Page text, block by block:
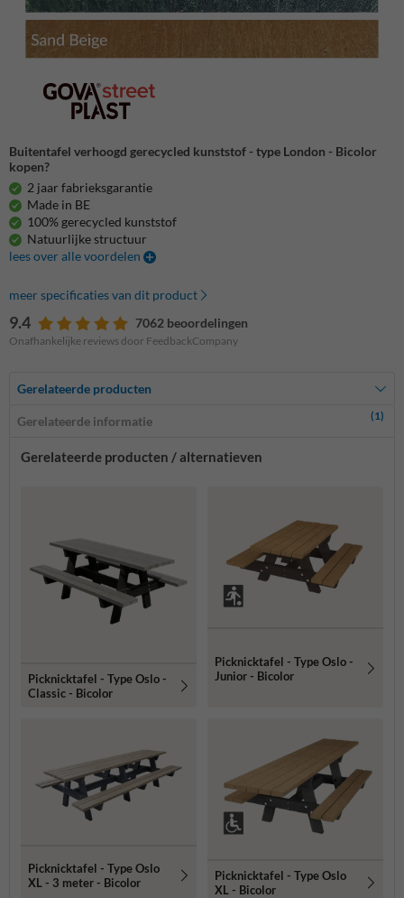
Buitentafel verhoogd gerecycled kunststof - type London - Bicolor
kopen?
2 jaar fabrieksgarantie
Made in BE
100% gerecycled kunststof
Natuurlijke structuur
lees over alle voordelen
meer specificaties van dit product
9.4 7062 beoordelingen
Onafhankelijke reviews door FeedbackCompany
Gerelateerde producten
Gerelateerde informatie (1)
Gerelateerde producten / alternatieven
Picknicktafel - Type Oslo -
Classic - Bicolor
Picknicktafel - Type Oslo -
Junior - Bicolor
Picknicktafel - Type Oslo
XL - 3 meter - Bicolor
Picknicktafel - Type Oslo
XL - Bicolor